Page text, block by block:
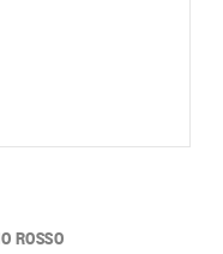
ROSSO